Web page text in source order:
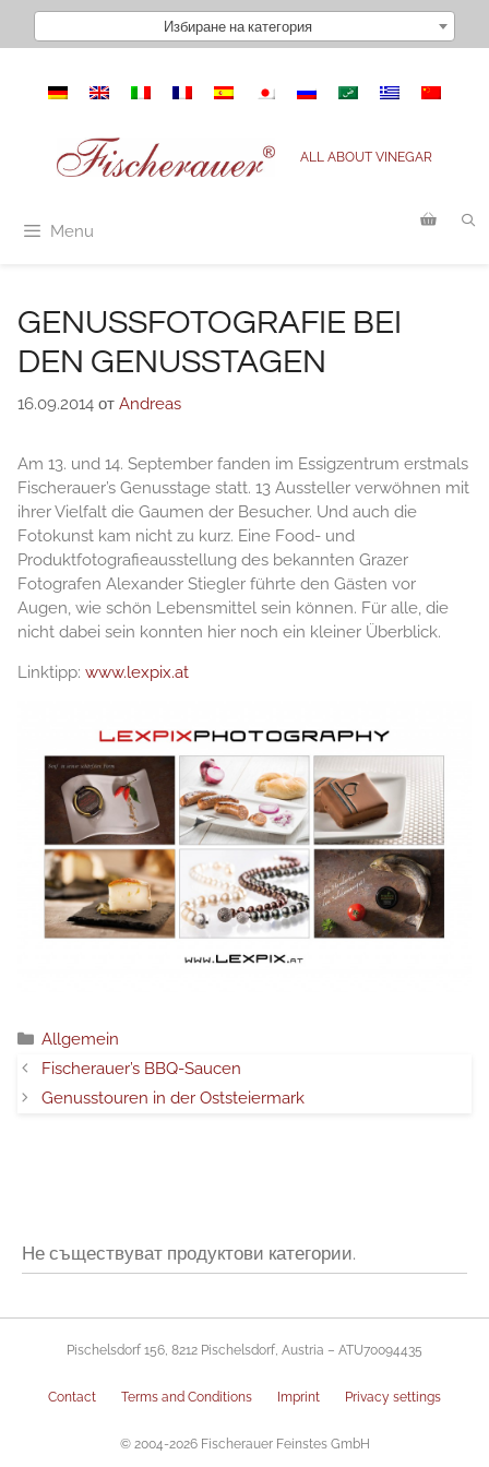
съдържанието
Избиране на категория
ALL ABOUT VINEGAR
Menu
GENUSSFOTOGRAFIE BEI
DEN GENUSSTAGEN
16.09.2014 от Andreas
Am 13. und 14. September fanden im Essigzentrum erstmals
Fischerauer’s Genusstage statt. 13 Aussteller verwöhnen mit
ihrer Vielfalt die Gaumen der Besucher. Und auch die
Fotokunst kam nicht zu kurz. Eine Food- und
Produktfotografieausstellung des bekannten Grazer
Fotografen Alexander Stiegler führte den Gästen vor
Augen, wie schön Lebensmittel sein können. Für alle, die
nicht dabei sein konnten hier noch ein kleiner Überblick.
Linktipp: www.lexpix.at
Категории
Allgemein
Fischerauer’s BBQ-Saucen
Genusstouren in der Oststeiermark
Не съществуват продуктови категории.
Pischelsdorf 156, 8212 Pischelsdorf, Austria – ATU70094435
Contact Terms and Conditions Imprint Privacy settings
© 2004-2026 Fischerauer Feinstes GmbH